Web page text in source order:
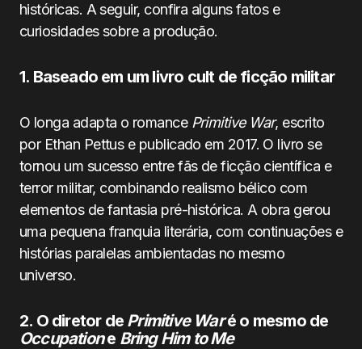
históricas. A seguir, confira alguns fatos e
curiosidades sobre a produção.
1. Baseado em um livro cult de ficção militar
O longa adapta o romance Primitive War, escrito
por Ethan Pettus e publicado em 2017. O livro se
tornou um sucesso entre fãs de ficção científica e
terror militar, combinando realismo bélico com
elementos de fantasia pré-histórica. A obra gerou
uma pequena franquia literária, com continuações e
histórias paralelas ambientadas no mesmo
universo.
2. O diretor de Primitive Waré o mesmo de
Occupatione Bring Him to Me